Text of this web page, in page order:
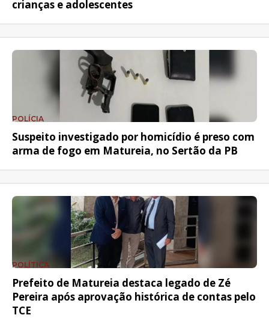
crianças e adolescentes
POLÍCIA
Suspeito investigado por homicídio é preso com
arma de fogo em Matureia, no Sertão da PB
POLÍTICA
Prefeito de Matureia destaca legado de Zé
Pereira após aprovação histórica de contas pelo
TCE